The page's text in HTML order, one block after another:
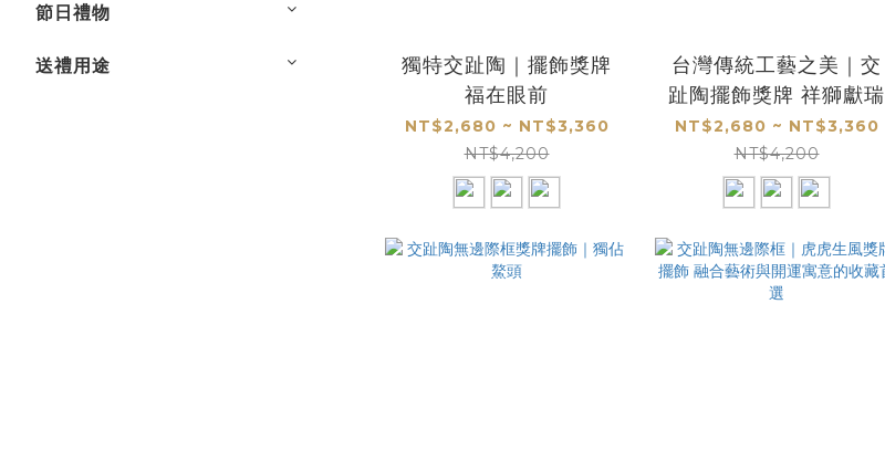
節日禮物
送禮用途
獨特交趾陶｜擺飾獎牌
福在眼前
NT$2,680 ~ NT$3,360
NT$4,200
台灣傳統工藝之美｜交
趾陶擺飾獎牌 祥獅獻瑞
NT$2,680 ~ NT$3,360
NT$4,200